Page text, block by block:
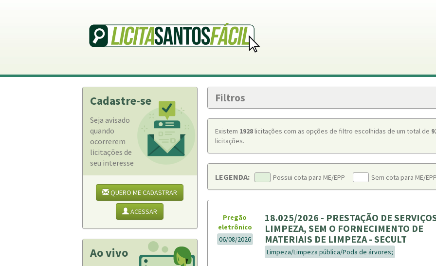
Cadastre-se
Seja avisado
quando
ocorrerem
licitações de
seu interesse
QUERO ME CADASTRAR
ACESSAR
Ao vivo
Filtros
Existem 1928licitações com as opções de filtro escolhidas de um total de
licitações.
LEGENDA: Possui cota para ME/EPP Sem cota para ME/EPP
Pregão
eletrônico
06/08/2026
18.025/2026 - PRESTAÇÃO DE
LIMPEZA, SEM O FORNECIMENTO DE
MATERIAIS DE LIMPEZA - SECULT
Limpeza/Limpeza pública/Poda de árvores;